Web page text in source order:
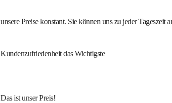
unsere Preise konstant. Sie können uns zu jeder
Kundenzufriedenheit das Wichtigste
Das ist unser Preis!